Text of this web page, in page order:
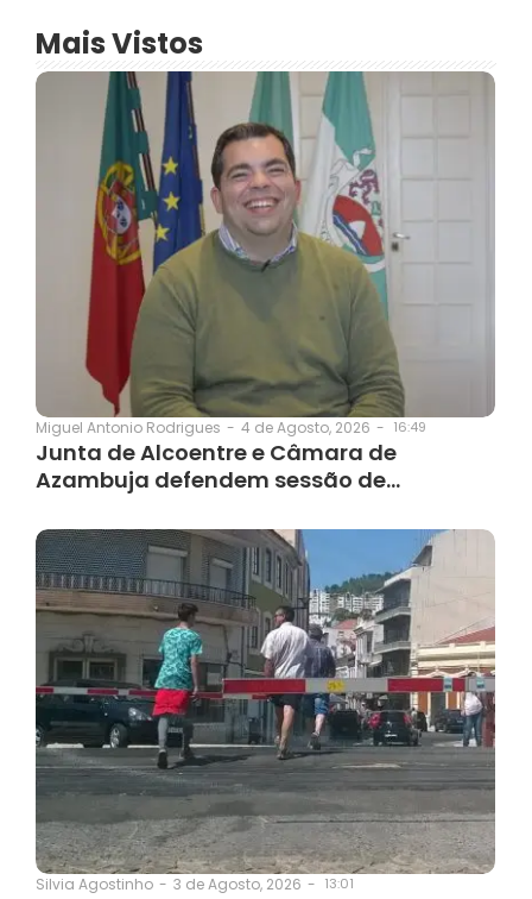
Mais Vistos
Miguel Antonio Rodrigues - 4 de Agosto, 2026 - 16:49
Junta de Alcoentre e Câmara de
Azambuja defendem sessão de…
Silvia Agostinho - 3 de Agosto, 2026 - 13:01